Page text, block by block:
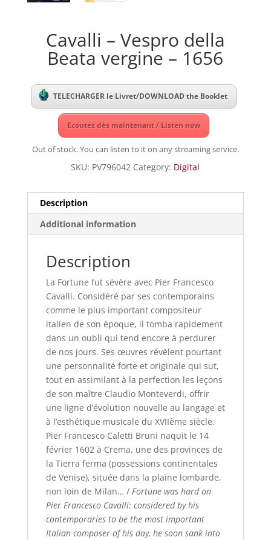
Cavalli – Vespro della
Beata vergine – 1656
TELECHARGER le Livret/DOWNLOAD the Booklet
Ecoutez dès maintenant / Listen now
Out of stock. You can listen to it on any streaming service.
SKU: PV796042 Category: Digital
Description
Additional information
Description
La Fortune fut sévère avec Pier Francesco
Cavalli. Considéré par ses contemporains
comme le plus important compositeur
italien de son époque, il tomba rapidement
dans un oubli qui tend encore à perdurer
de nos jours. Ses œuvres révèlent pourtant
une personnalité forte et originale qui sut,
tout en assimilant à la perfection les leçons
de son maître Claudio Monteverdi, offrir
une ligne d’évolution nouvelle au langage et
à l’esthétique musicale du XVIIème siècle.
Pier Francesco Caletti Bruni naquit le 14
février 1602 à Crema, une des provinces de
la Tierra ferma (possessions continentales
de Venise), située dans la plaine lombarde,
non loin de Milan… /Fortune was hard on
Pier Francesco Cavalli: considered by his
contemporaries to be the most important
Italian composer of his day, he soon sank into